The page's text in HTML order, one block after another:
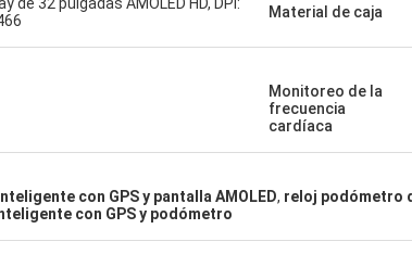
Material de caja
Monitoreo de la
frecuencia
cardíaca
con GPS y pantalla AMOLED, reloj podómetro
con GPS y podómetro